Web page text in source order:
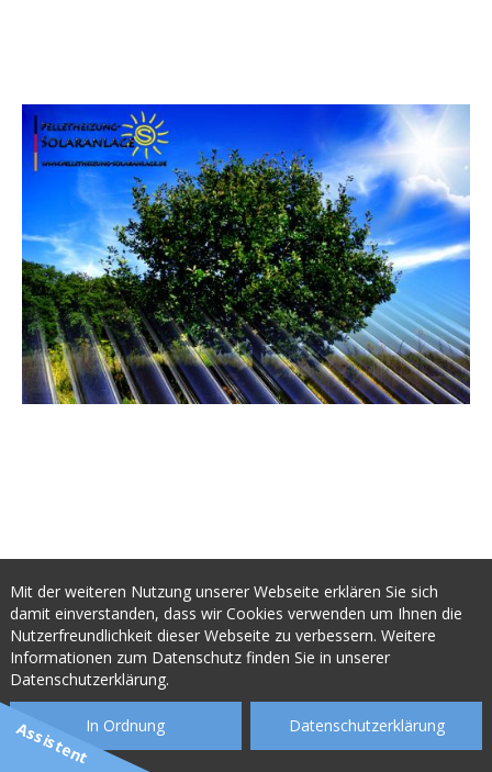
Kollektorentypen
Es gibt einige Kollektortypen, jedoch haben sich 2 im Speziellen
durchgesetzt. Zum einen die Flachkollektoren und zum
anderen dieVakuumröhrenkollektoren. Beide möchten wir
Assistent
Mit der weiteren Nutzung unserer Webseite erklären Sie sich
damit einverstanden, dass wir Cookies verwenden um Ihnen die
Nutzerfreundlichkeit dieser Webseite zu verbessern. Weitere
Informationen zum Datenschutz finden Sie in unserer
Datenschutzerklärung.
In Ordnung Datenschutzerklärung